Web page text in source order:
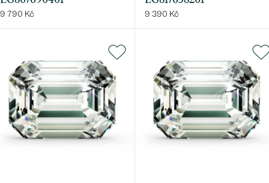
9 790 Kč 9 390 Kč